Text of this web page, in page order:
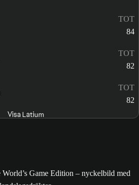
TOT
84
TOT
82
TOT
82
Visa Latium